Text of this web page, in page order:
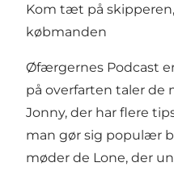
Kom tæt på
købmanden
Øfærgernes Podcast
på overfarten taler de
Jonny, der har flere
man gør sig populær
møder de Lone, der